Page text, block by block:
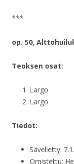
***
op. 50,
Teoksen osat:
Largo
Largo
Tiedot:
Sävelletty:
Omistettu: